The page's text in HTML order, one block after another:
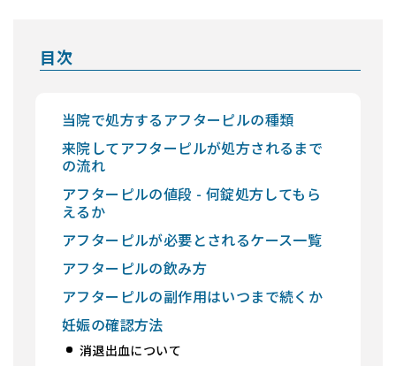
目次
当院で処方するアフターピルの種類
来院してアフターピルが処方されるまで
の流れ
アフターピルの値段 - 何錠処方してもら
えるか
アフターピルが必要とされるケース一覧
アフターピルの飲み方
アフターピルの副作用はいつまで続くか
妊娠の確認方法
消退出血について